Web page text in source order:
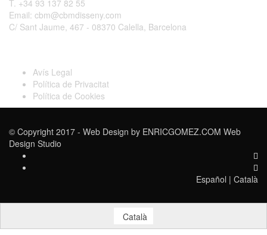
T. +34 93 137 82 55
Email: cbm@cbmdisseny.com
C/ Sant Jaume, 467 - 08370 Calella, Barcelona
Avís Legal
Política de Privacitat
Política de Cookies
© Copyright 2017 - Web Design by ENRICGOMEZ.COM Web
Design Studio
Español | Català
Català